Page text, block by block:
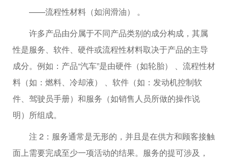
——流程性材料（如润滑油） 。
许多产品由分属于不同产品类别的成分构成，其属
性是服务、软件、硬件或流程性材料取决于产品的主导
成分。例如：产品“汽车”是由硬件（如轮胎） 、流程性材
料（如：燃料、冷却液） 、软件（如：发动机控制软
件、驾驶员手册）和服务（如销售人员所做的操作说
明）所组成。
注 2：服务通常是无形的，并且是在供方和顾客接触
面上需要完成至少一项活动的结果。服务的提可涉及，